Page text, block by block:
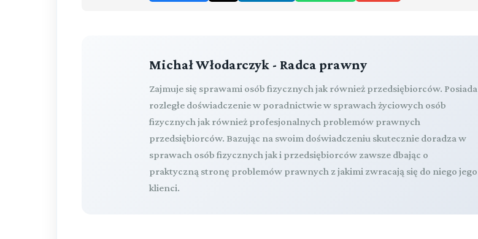
Michał Włodarczyk - Radca prawny
Zajmuje się sprawami osób fizycznych jak również przedsiębiorców. Posiada
rozległe doświadczenie w poradnictwie w sprawach życiowych osób
fizycznych jak również profesjonalnych problemów prawnych
przedsiębiorców. Bazując na swoim doświadczeniu skutecznie doradza w
sprawach osób fizycznych jak i przedsiębiorców zawsze dbając o
praktyczną stronę problemów prawnych z jakimi zwracają się do niego jego
klienci.